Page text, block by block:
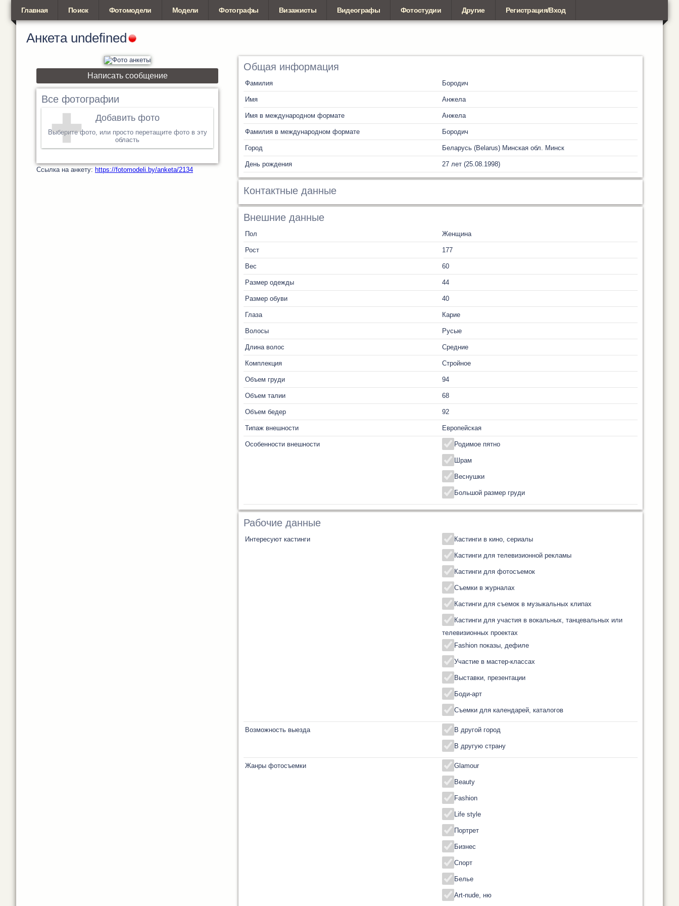
Главная Поиск Фотомодели Модели Фотографы Визажисты Видеографы Фотостудии Другие Регистрация/Вход
Анкета undefined
Написать сообщение
Все фотографии
Добавить фото
Выберите фото, или просто перетащите фото в эту
область
Cсылка на анкету: https://fotomodeli.by/anketa/2134
Общая информация
Фамилия Бородич
Имя Анжела
Имя в международном формате Анжела
Фамилия в международном формате Бородич
Город Беларусь (Belarus) Минская обл. Минск
День рождения 27 лет (25.08.1998)
Контактные данные
Внешние данные
Пол Женщина
Рост 177
Вес 60
Размер одежды 44
Размер обуви 40
Глаза Карие
Волосы Русые
Длина волос Средние
Комплекция Стройное
Объем груди 94
Объем талии 68
Объем бедер 92
Типаж внешности Европейская
Особенности внешности Родимое пятно
Шрам
Веснушки
Большой размер груди
Рабочие данные
Интересуют кастинги Кастинги в кино, сериалы
Кастинги для телевизионной рекламы
Кастинги для фотосъемок
Съемки в журналах
Кастинги для съемок в музыкальных клипах
Кастинги для участия в вокальных, танцевальных или
телевизионных проектах
Fashion показы, дефиле
Участие в мастер-классах
Выставки, презентации
Боди-арт
Съемки для календарей, каталогов
Возможность выезда В другой город
В другую страну
Жанры фотосъемки Glamour
Beauty
Fashion
Life style
Портрет
Бизнес
Спорт
Белье
Art-nude, ню